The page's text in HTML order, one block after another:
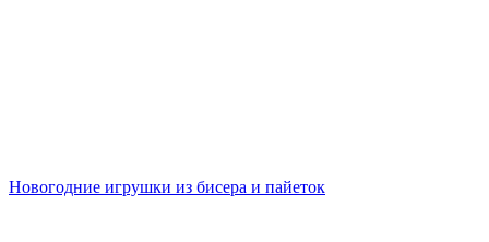
Новогодние игрушки из бисера и пайеток